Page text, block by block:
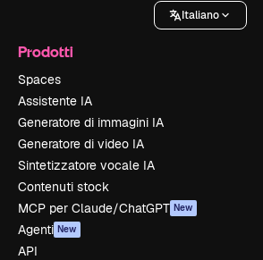
Italiano
Prodotti
Spaces
Assistente IA
Generatore di immagini IA
Generatore di video IA
Sintetizzatore vocale IA
Contenuti stock
MCP per Claude/ChatGPT New
Agenti New
API